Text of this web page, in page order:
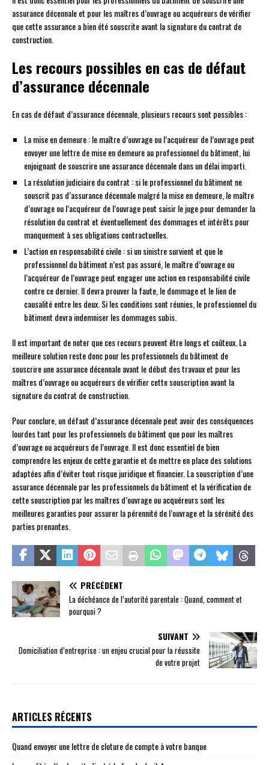
assurance décennale et pour les maîtres d’ouvrage ou acquéreurs de vérifier
que cette assurance a bien été souscrite avant la signature du contrat de
construction.
Les recours possibles en cas de défaut
d’assurance décennale
En cas de défaut d’assurance décennale, plusieurs recours sont possibles :
La mise en demeure : le maître d’ouvrage ou l’acquéreur de l’ouvrage peut
envoyer une lettre de mise en demeure au professionnel du bâtiment, lui
enjoignant de souscrire une assurance décennale dans un délai imparti.
La résolution judiciaire du contrat : si le professionnel du bâtiment ne
souscrit pas d’assurance décennale malgré la mise en demeure, le maître
d’ouvrage ou l’acquéreur de l’ouvrage peut saisir le juge pour demander la
résolution du contrat et éventuellement des dommages et intérêts pour
manquement à ses obligations contractuelles.
L’action en responsabilité civile : si un sinistre survient et que le
professionnel du bâtiment n’est pas assuré, le maître d’ouvrage ou
l’acquéreur de l’ouvrage peut engager une action en responsabilité civile
contre ce dernier. Il devra prouver la faute, le dommage et le lien de
causalité entre les deux. Si les conditions sont réunies, le professionnel du
bâtiment devra indemniser les dommages subis.
Il est important de noter que ces recours peuvent être longs et coûteux. La
meilleure solution reste donc pour les professionnels du bâtiment de
souscrire une assurance décennale avant le début des travaux et pour les
maîtres d’ouvrage ou acquéreurs de vérifier cette souscription avant la
signature du contrat de construction.
Pour conclure, un défaut d’assurance décennale peut avoir des conséquences
lourdes tant pour les professionnels du bâtiment que pour les maîtres
d’ouvrage ou acquéreurs de l’ouvrage. Il est donc essentiel de bien
comprendre les enjeux de cette garantie et de mettre en place des solutions
adaptées afin d’éviter tout risque juridique et financier. La souscription d’une
assurance décennale par les professionnels du bâtiment et la vérification de
cette souscription par les maîtres d’ouvrage ou acquéreurs sont les
meilleures garanties pour assurer la pérennité de l’ouvrage et la sérénité des
parties prenantes.
PRÉCÉDENT
La déchéance de l’autorité parentale : Quand, comment et
pourquoi ?
SUIVANT
Domiciliation d’entreprise : un enjeu crucial pour la réussite
de votre projet
ARTICLES RÉCENTS
Quand envoyer une lettre de cloture de compte à votre banque